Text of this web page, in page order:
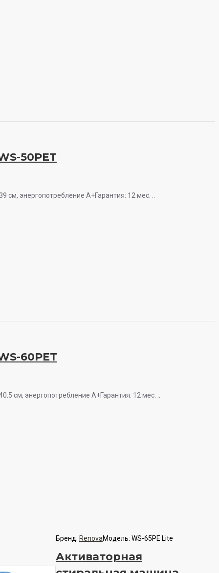
50PET
энергопотребление A+Гарантия: 12 мес. ..
60PET
см, энергопотребление A+Гарантия: 12 мес. ..
Бренд: RenovaМодель: WS-65PE Lite
Активаторная